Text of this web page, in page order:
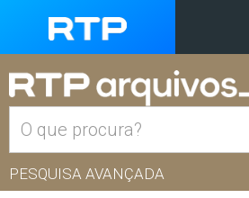
PESQUISA AVANÇADA